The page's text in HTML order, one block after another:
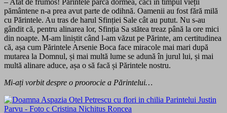
– Atât de frumos! Părintele parcă dormea, căci în timpul vieții
pământene n-a prea avut parte de odihnă. Oamenii au fost fără milă
cu Părintele. Au tras de harul Sfinției Sale cât au putut. Nu s-au
gândit că, pentru alinarea lor, Sfinția Sa stătea treaz până la ore mici
din noapte. M-am liniștit când l-am văzut pe Părinte, am certitudinea
că, așa cum Părintele Arsenie Boca face miracole mai mari după
mutarea la Domnul, și mai multă lume se adună în jurul lui, și mai
multă alinare aduce, așa o să facă și Părintele nostru.
Mi-ați vorbit despre o proorocie a Părintelui…